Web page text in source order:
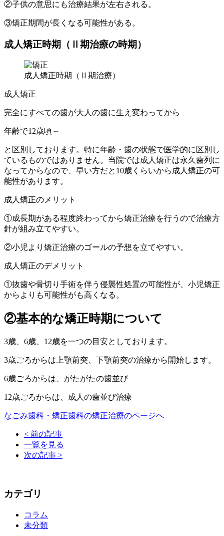
②子供の意思にも治療結果が左右される。
③矯正期間が長くなる可能性がある。
成人矯正時期（Ⅱ期治療の時期）
成人矯正時期（Ⅱ期治療）
成人矯正
完全にすべての歯が大人の歯に生え変わってから
年齢で12歳頃～
と区別しております。特に年齢・歯の状態で医学的に区別し
ているものではありません。当院では成人矯正は永久歯列に
なってからなので、早い方だと10歳くらいから成人矯正の可
能性があります。
成人矯正のメリット
①成長期がある程度終わってから矯正治療を行うので治療方
針が組み立てやすい。
②小児より矯正治療のゴールの予想を立てやすい。
成人矯正のデメリット
①抜歯や骨切り手術を伴う侵襲性処置の可能性が、小児矯正
からよりも可能性がも高くなる。
②基本的な矯正時期について
3歳、6歳、12歳を一つの目安としております。
3歳ごろからは上顎前突、下顎前突の治療から開始します。
6歳ごろからは、がたがたの歯並び
12歳ごろからは、成人の歯並び治療
なごみ歯科・矯正歯科の矯正治療のページへ
< 前の記事
一覧を見る
次の記事 >
カテゴリ
コラム
未分類